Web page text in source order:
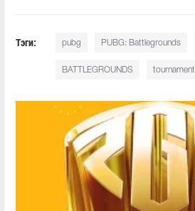
Тэги: pubg PUBG: Battlegrounds
BATTLEGROUNDS tournament